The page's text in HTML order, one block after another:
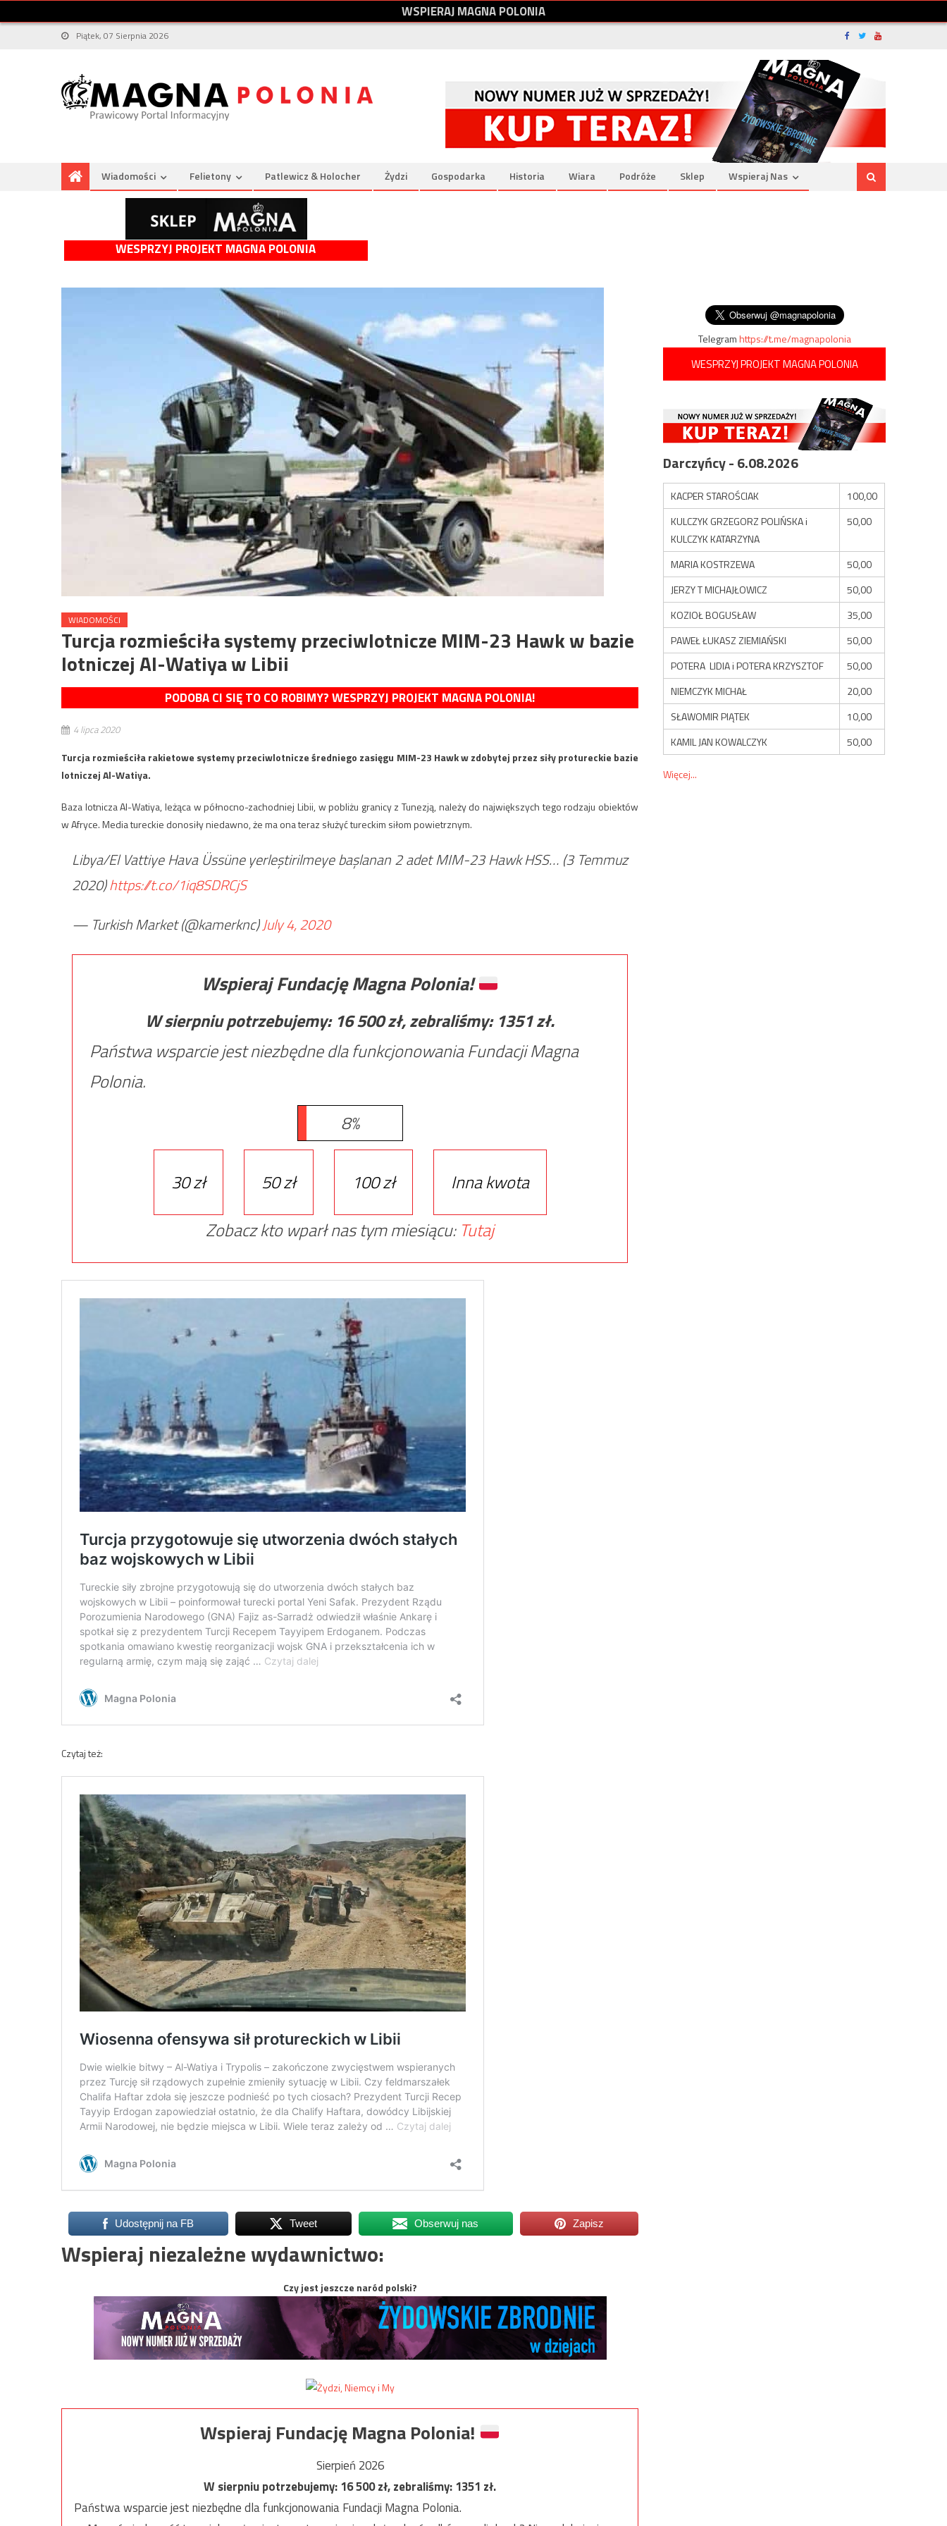
WSPIERAJMAGNAPOLONIA
Piątek, 07 Sierpnia 2026
Wiadomości Felietony Patlewicz & Holocher Żydzi Gospodarka Historia Wiara Podróże Sklep Wspieraj Nas
WESPRZYJ PROJEKT MAGNA POLONIA
WIADOMOŚCI
Turcja rozmieściła systemy przeciwlotnicze MIM-23 Hawk w bazie
lotniczej Al-Watiya w Libii
PODOBA CI SIĘ TO CO ROBIMY? WESPRZYJ PROJEKT MAGNA POLONIA!
4 lipca 2020
Turcja rozmieściła rakietowe systemy przeciwlotnicze średniego zasięgu MIM-23 Hawk w zdobytej przez siły protureckie bazie
lotniczej Al-Watiya.
Baza lotnicza Al-Watiya, leżąca w północno-zachodniej Libii, w pobliżu granicy z Tunezją, należy do największych tego rodzaju obiektów
w Afryce. Media tureckie donosiły niedawno, że ma ona teraz służyć tureckim siłom powietrznym.
Libya/El Vattiye Hava Üssüne yerleştirilmeye başlanan 2 adet MIM-23 Hawk HSS… (3 Temmuz
2020)https://t.co/1iq8SDRCjS
— Turkish Market (@kamerknc)July 4, 2020
Wspieraj Fundację Magna Polonia!
W sierpniu potrzebujemy: 16 500zł, zebraliśmy: 1351zł.
Państwa wsparcie jest niezbędne dla funkcjonowania Fundacji Magna
Polonia.
8%
30 zł 50 zł 100 zł
Inna kwota
Zobacz kto wparł nas tym miesiącu: Tutaj
Czytaj też:
Udostępnij na FB Tweet Obserwuj nas Zapisz
Wspieraj niezależne wydawnictwo:
Czy jest jeszcze naród polski?
Wspieraj Fundację Magna Polonia!
Sierpień 2026
W sierpniu potrzebujemy:16 500zł, zebraliśmy:1351 zł.
Państwa wsparcie jest niezbędne dla funkcjonowania Fundacji Magna Polonia.
Telegramhttps://t.me/magnapolonia
WESPRZYJ PROJEKT MAGNA POLONIA
Darczyńcy - 6.08.2026
KACPER STAROŚCIAK
100,00
KULCZYK GRZEGORZ POLIŃSKA i
KULCZYK KATARZYNA
50,00
MARIA KOSTRZEWA
50,00
JERZY T MICHAJŁOWICZ
50,00
KOZIOŁ BOGUSŁAW
35,00
PAWEŁ ŁUKASZ ZIEMIAŃSKI
50,00
POTERA LIDIA i POTERA KRZYSZTOF
50,00
NIEMCZYK MICHAŁ
20,00
SŁAWOMIR PIĄTEK
10,00
KAMIL JAN KOWALCZYK
50,00
Więcej...